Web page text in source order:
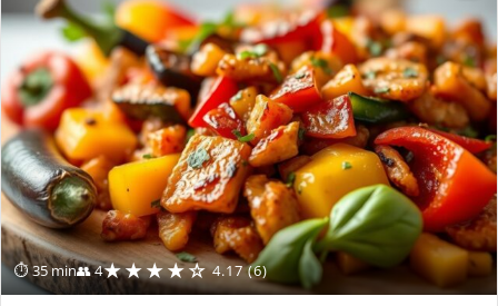
⏱ 35 min👥 4★★★★☆ 4.17 (6)